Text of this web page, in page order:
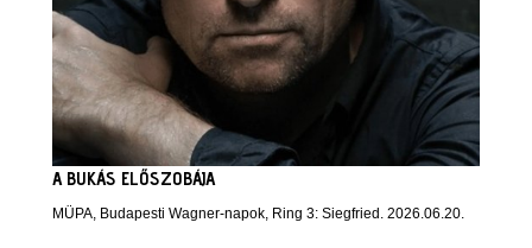
A BUKÁS ELŐSZOBÁJA
MÜPA, Budapesti Wagner-napok, Ring 3: Siegfried. 2026.06.20.